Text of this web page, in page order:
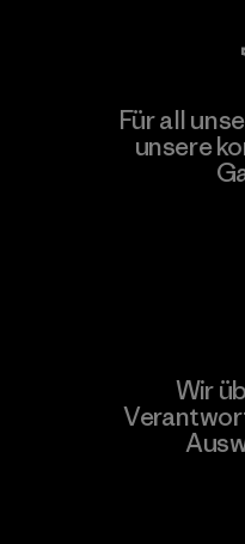
MAS Active
Für all
unsere
Wir